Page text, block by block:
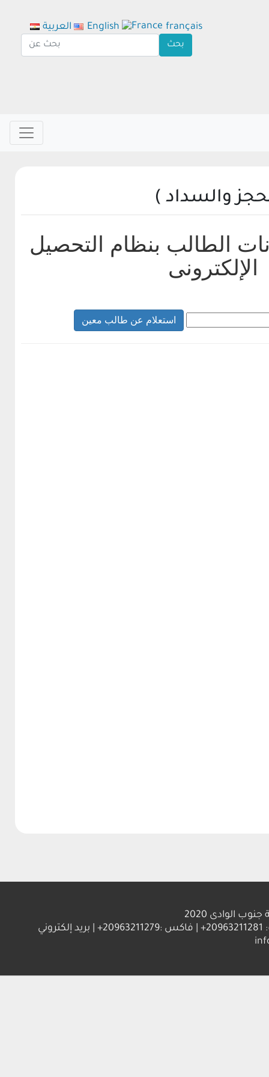
والسداد )
العربية English français
الوادى 2020
العنوان : جامعة جنوب الوادي 83523 قنا - جمهورية مصر العربية | ت: 20963211281+ | فاكس :20963211279+ | بريد إلكتروني